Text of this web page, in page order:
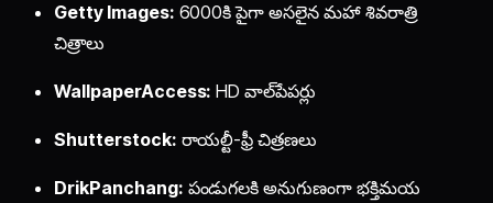
Getty Images: 6000కి పైగా అసలైన మహా శివరాత్రి
చిత్రాలు
WallpaperAccess: HD వాల్‌పేపర్లు
Shutterstock: రాయల్టీ-ఫ్రీ చిత్రణలు
DrikPanchang: పండుగలకి అనుగుణంగా భక్తిమయ